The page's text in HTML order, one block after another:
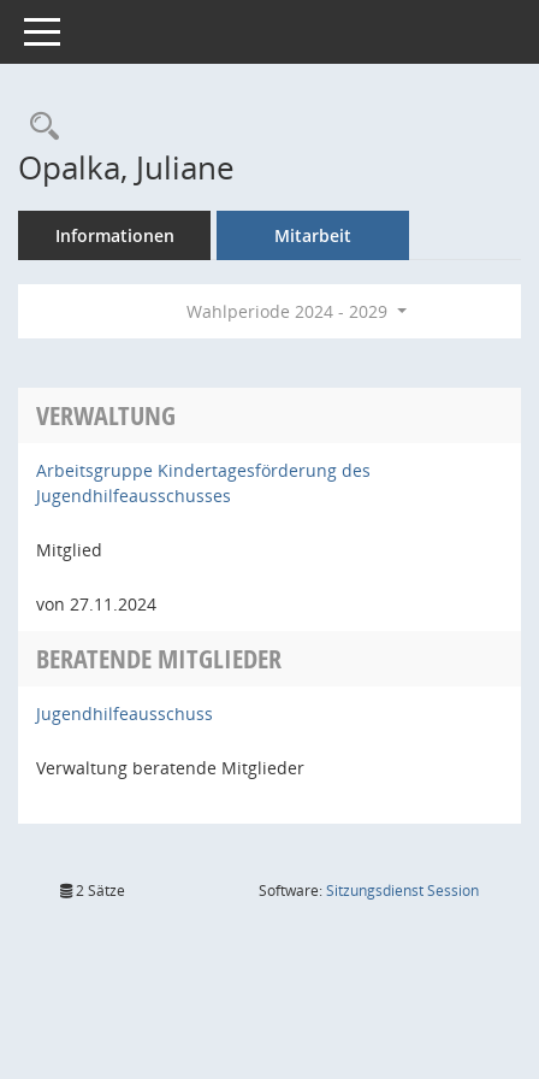
Toggle navigation
Rechercheauswahl
Opalka, Juliane
Informationen Mitarbeit
Wahlperiode 2024 - 2029
VERWALTUNG
Arbeitsgruppe Kindertagesförderung des
Jugendhilfeausschusses
Mitglied
von 27.11.2024
BERATENDE MITGLIEDER
Jugendhilfeausschuss
Verwaltung beratende Mitglieder
2 Sätze Software:SitzungsdienstSession(Wird in